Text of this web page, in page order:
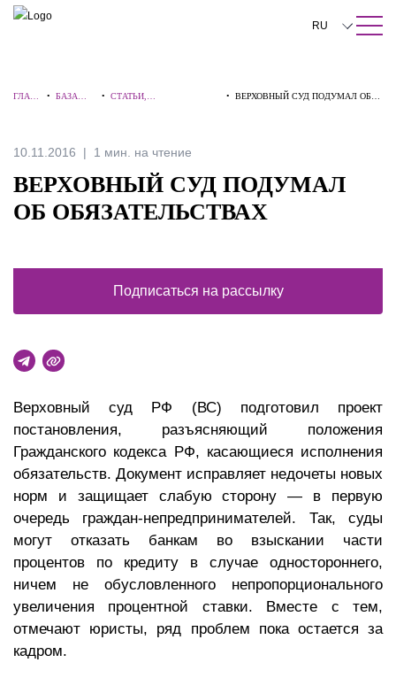
ПОИСК ПО САЙТУ Закрыть
RU
中文
Français
ГЛАВ
• БАЗА
•СТАТЬИ,
• ВЕРХОВНЫЙ СУД ПОДУМАЛ ОБ
10.11.2016 1 мин. на чтение
ВЕРХОВНЫЙ СУД ПОДУМАЛ
ОБ ОБЯЗАТЕЛЬСТВАХ
Верховный суд РФ (ВС) подготовил проект
постановления, разъясняющий положения
Гражданского кодекса РФ, касающиеся исполнения
обязательств. Документ исправляет недочеты новых
норм и защищает слабую сторону — в первую
очередь граждан-непредпринимателей. Так, суды
могут отказать банкам во взыскании части
процентов по кредиту в случае одностороннего,
ничем не обусловленного непропорционального
увеличения процентной ставки. Вместе с тем,
отмечают юристы, ряд проблем пока остается за
кадром.
Подписаться на рассылку